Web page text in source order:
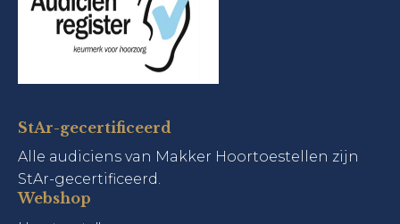
StAr-gecertificeerd
Alle audiciens van Makker Hoortoestellen zijn
StAr-gecertificeerd.
Webshop